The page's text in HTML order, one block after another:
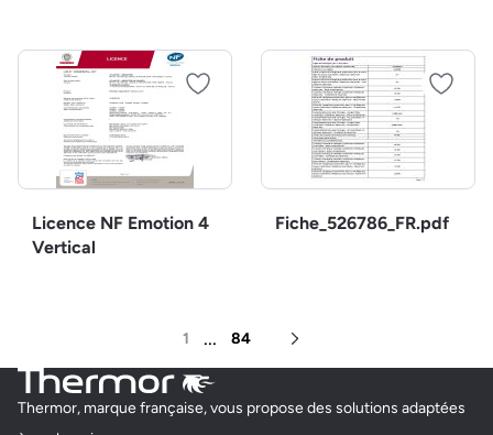
Licence NF Emotion 4
Vertical
Fiche_526786_FR.pdf
1 ... 84
Page suivante
Thermor, marque française, vous propose des solutions adaptées